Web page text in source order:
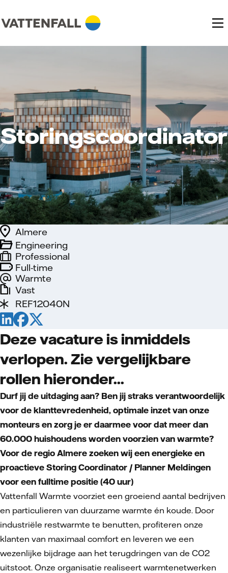
Storingscoordinator
Full-time
Engineering
Almere
Professional
Warmte
Vast
REF12040N
Deze vacature is inmiddels
verlopen. Zie vergelijkbare
rollen hieronder...
Durf jij de uitdaging aan? Ben jij straks verantwoordelijk
voor de klanttevredenheid, optimale inzet van onze
monteurs en zorg je er daarmee voor dat meer dan
60.000 huishoudens worden voorzien van warmte?
Voor de regio Almere zoeken wij een energieke en
proactieve Storing Coordinator / Planner Meldingen
voor een fulltime positie (40 uur)
Vattenfall Warmte voorziet een groeiend aantal bedrijven
en particulieren van duurzame warmte én koude. Door
industriële restwarmte te benutten, profiteren onze
klanten van maximaal comfort en leveren we een
wezenlijke bijdrage aan het terugdringen van de CO2
uitstoot. Onze organisatie realiseert warmtenetwerken